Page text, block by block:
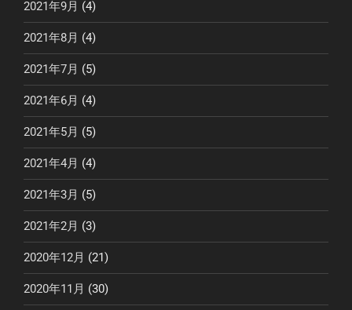
2021年9月 (4)
2021年8月 (4)
2021年7月 (5)
2021年6月 (4)
2021年5月 (5)
2021年4月 (4)
2021年3月 (5)
2021年2月 (3)
2020年12月 (21)
2020年11月 (30)